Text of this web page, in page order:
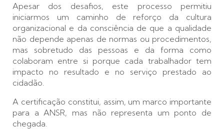
Apesar dos desafios, este processo permitiu
iniciarmos um caminho de reforço da cultura
organizacional e da consciência de que a qualidade
não depende apenas de normas ou procedimentos,
mas sobretudo das pessoas e da forma como
colaboram entre si porque cada trabalhador tem
impacto no resultado e no serviço prestado ao
cidadão.
A certificação constitui, assim, um marco importante
para a ANSR, mas não representa um ponto de
chegada.